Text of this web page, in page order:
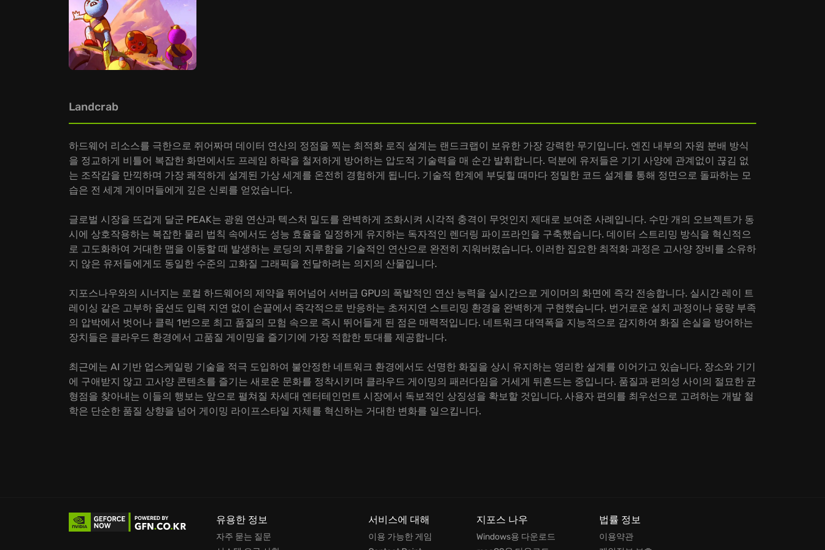
Landcrab
하드웨어 리소스를 극한으로 쥐어짜며 데이터 연산의 정점을 찍는 최적화 로직 설계는 랜드크랩이 보유한 가장 강력한 무기입니다. 엔진 내부의 자원 분배 방식
을 정교하게 비틀어 복잡한 화면에서도 프레임 하락을 철저하게 방어하는 압도적 기술력을 매 순간 발휘합니다. 덕분에 유저들은 기기 사양에 관계없이 끊김 없
는 조작감을 만끽하며 가장 쾌적하게 설계된 가상 세계를 온전히 경험하게 됩니다. 기술적 한계에 부딪힐 때마다 정밀한 코드 설계를 통해 정면으로 돌파하는 모
습은 전 세계 게이머들에게 깊은 신뢰를 얻었습니다.
글로벌 시장을 뜨겁게 달군 PEAK는 광원 연산과 텍스처 밀도를 완벽하게 조화시켜 시각적 충격이 무엇인지 제대로 보여준 사례입니다. 수만 개의 오브젝트가 동
시에 상호작용하는 복잡한 물리 법칙 속에서도 성능 효율을 일정하게 유지하는 독자적인 렌더링 파이프라인을 구축했습니다. 데이터 스트리밍 방식을 혁신적으
로 고도화하여 거대한 맵을 이동할 때 발생하는 로딩의 지루함을 기술적인 연산으로 완전히 지워버렸습니다. 이러한 집요한 최적화 과정은 고사양 장비를 소유하
지 않은 유저들에게도 동일한 수준의 고화질 그래픽을 전달하려는 의지의 산물입니다.
지포스나우와의 시너지는 로컬 하드웨어의 제약을 뛰어넘어 서버급 GPU의 폭발적인 연산 능력을 실시간으로 게이머의 화면에 즉각 전송합니다. 실시간 레이 트
레이싱 같은 고부하 옵션도 입력 지연 없이 손끝에서 즉각적으로 반응하는 초저지연 스트리밍 환경을 완벽하게 구현했습니다. 번거로운 설치 과정이나 용량 부족
의 압박에서 벗어나 클릭 1번으로 최고 품질의 모험 속으로 즉시 뛰어들게 된 점은 매력적입니다. 네트워크 대역폭을 지능적으로 감지하여 화질 손실을 방어하는
장치들은 클라우드 환경에서 고품질 게이밍을 즐기기에 가장 적합한 토대를 제공합니다.
최근에는 AI 기반 업스케일링 기술을 적극 도입하여 불안정한 네트워크 환경에서도 선명한 화질을 상시 유지하는 영리한 설계를 이어가고 있습니다. 장소와 기기
에 구애받지 않고 고사양 콘텐츠를 즐기는 새로운 문화를 정착시키며 클라우드 게이밍의 패러다임을 거세게 뒤흔드는 중입니다. 품질과 편의성 사이의 절묘한 균
형점을 찾아내는 이들의 행보는 앞으로 펼쳐질 차세대 엔터테인먼트 시장에서 독보적인 상징성을 확보할 것입니다. 사용자 편의를 최우선으로 고려하는 개발 철
학은 단순한 품질 상향을 넘어 게이밍 라이프스타일 자체를 혁신하는 거대한 변화를 일으킵니다.
유용한 정보
자주 묻는 질문
서비스에 대해
이용 가능한 게임
지포스 나우
Windows용 다운로드
법률 정보
이용약관